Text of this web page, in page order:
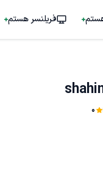
فریلنسر هستم
0